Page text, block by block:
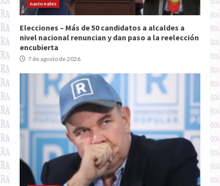
nacionales
Elecciones – Más de 50 candidatos a alcaldes a
nivel nacional renuncian y dan paso a la reelección
encubierta
7 de agosto de 2026